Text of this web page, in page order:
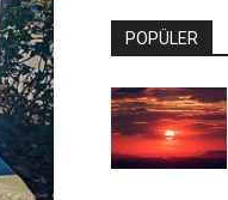
POPÜLER